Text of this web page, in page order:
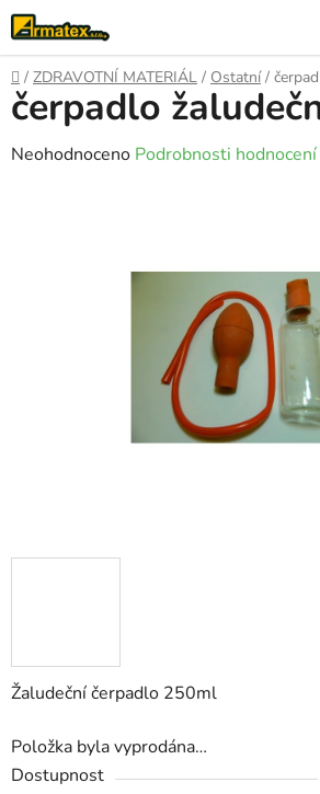
Přejít
na
obsah
Domů
/ ZDRAVOTNÍ MATERIÁL / Ostatní /
Žaludeční čerpadlo 250ml
Položka byla vyprodána…
Dostupnost
čerpadlo
Průměrné
Neohodnoceno Podrobnosti hodnocení